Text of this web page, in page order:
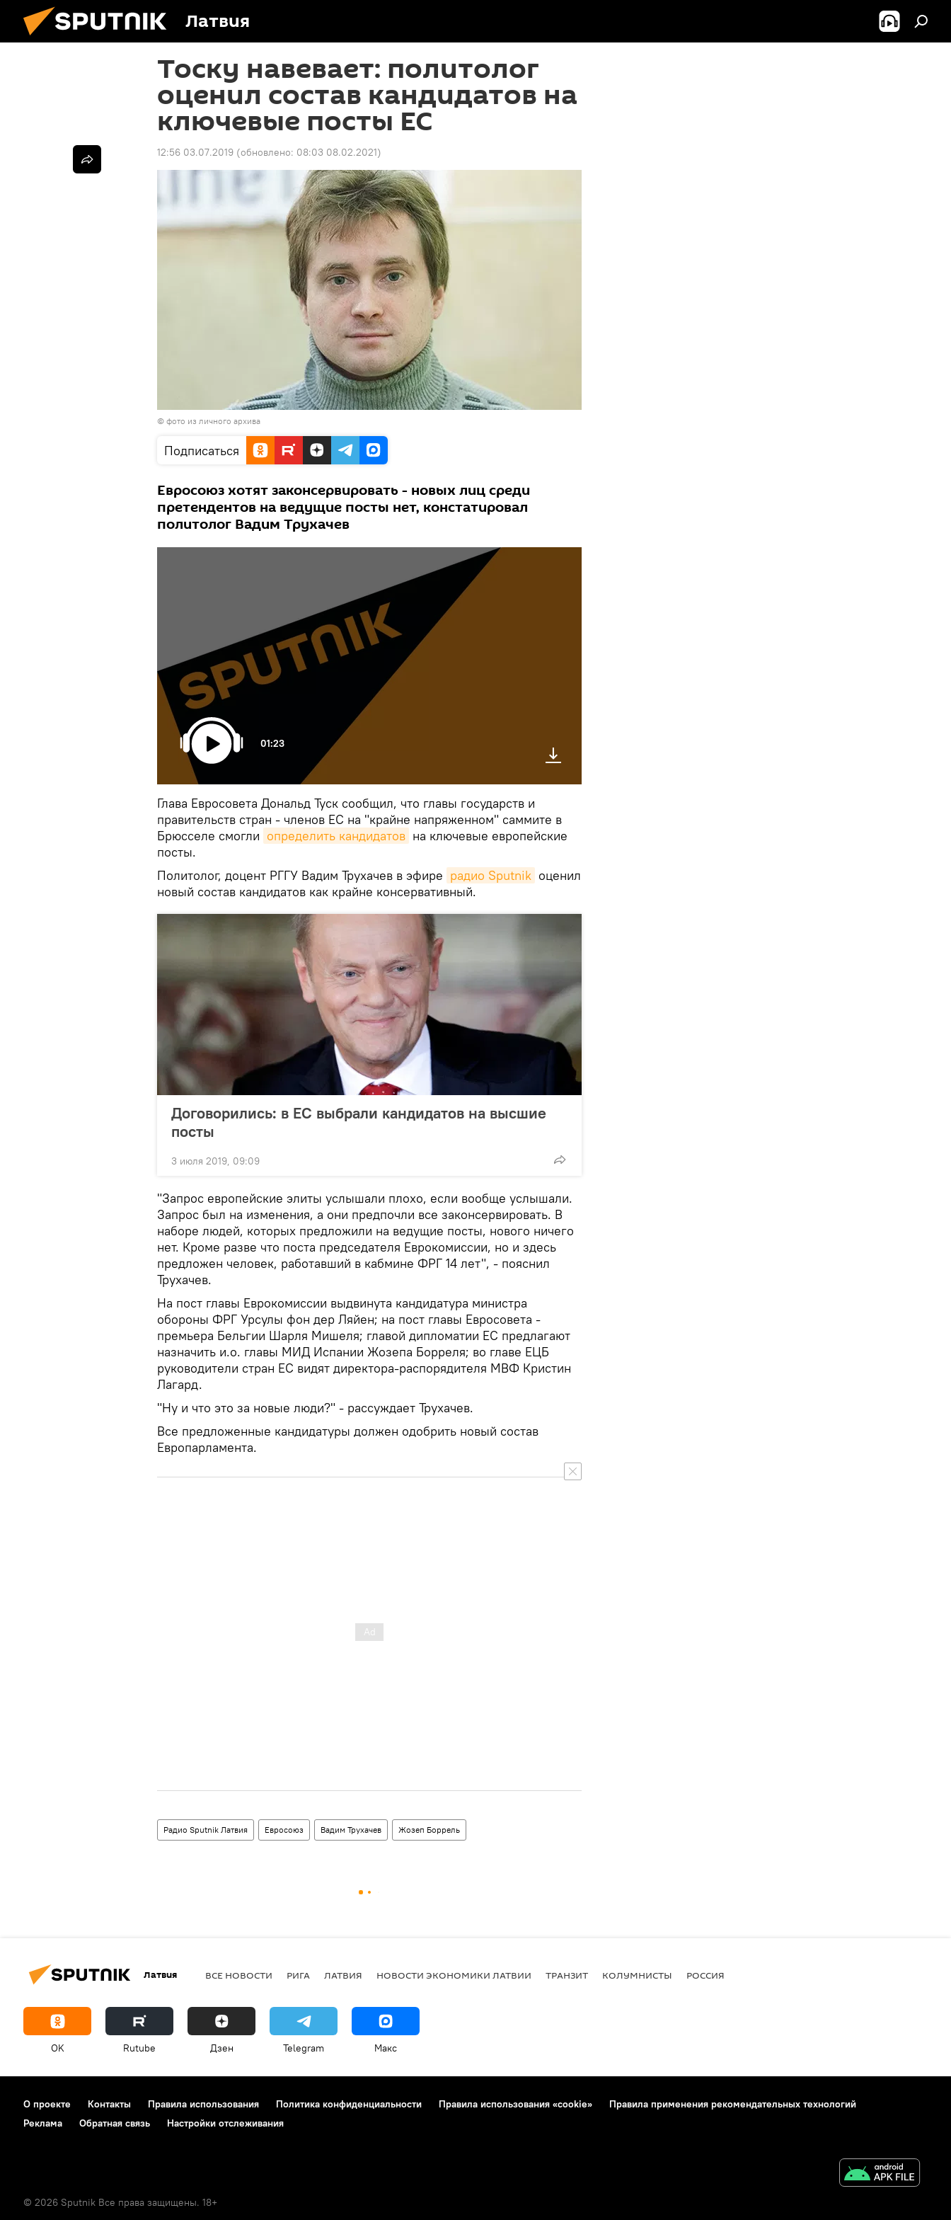
Латвия
Тоску навевает: политолог
оценил состав кандидатов на
ключевые посты ЕС
12:56 03.07.2019 (обновлено: 08:03 08.02.2021)
© фото из личного архива
Подписаться
Евросоюз хотят законсервировать - новых лиц среди
претендентов на ведущие посты нет, констатировал
политолог Вадим Трухачев
01:23
Глава Евросовета Дональд Туск сообщил, что главы государств и
правительств стран - членов ЕС на "крайне напряженном" саммите в
Брюсселе смогли определить кандидатов на ключевые европейские
посты.
Политолог, доцент РГГУ Вадим Трухачев в эфире радио Sputnik оценил
новый состав кандидатов как крайне консервативный.
Договорились: в ЕС выбрали кандидатов на высшие
посты
3 июля 2019, 09:09
"Запрос европейские элиты услышали плохо, если вообще услышали.
Запрос был на изменения, а они предпочли все законсервировать. В
наборе людей, которых предложили на ведущие посты, нового ничего
нет. Кроме разве что поста председателя Еврокомиссии, но и здесь
предложен человек, работавший в кабмине ФРГ 14 лет", - пояснил
Трухачев.
На пост главы Еврокомиссии выдвинута кандидатура министра
обороны ФРГ Урсулы фон дер Ляйен; на пост главы Евросовета -
премьера Бельгии Шарля Мишеля; главой дипломатии ЕС предлагают
назначить и.о. главы МИД Испании Жозепа Борреля; во главе ЕЦБ
руководители стран ЕС видят директора-распорядителя МВФ Кристин
Лагард.
"Ну и что это за новые люди?" - рассуждает Трухачев.
Все предложенные кандидатуры должен одобрить новый состав
Европарламента.
Радио Sputnik Латвия Евросоюз Вадим Трухачев Жозеп Боррель
Латвия ВСЕ НОВОСТИ РИГА ЛАТВИЯ НОВОСТИ ЭКОНОМИКИ ЛАТВИИ ТРАНЗИТ КОЛУМНИСТЫ РОССИЯ
OK Rutube Дзен Telegram Макс
О проекте Контакты Правила использования Политика конфиденциальности Правила использования «cookie»
Правила применения рекомендательных технологий
Реклама
Обратная связь Настройки отслеживания
© 2026 Sputnik Все права защищены. 18+